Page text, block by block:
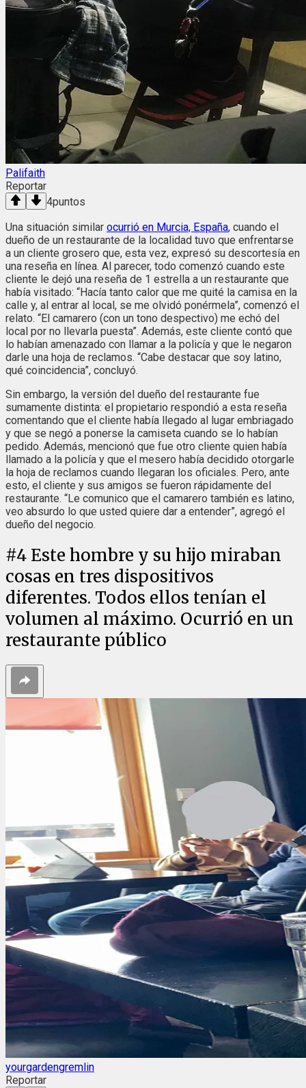
Palifaith
Reportar
4puntos
Una situación similar ocurrió en Murcia, España, cuando el
dueño de un restaurante de la localidad tuvo que enfrentarse
a un cliente grosero que, esta vez, expresó su descortesía en
una reseña en línea. Al parecer, todo comenzó cuando este
cliente le dejó una reseña de 1 estrella a un restaurante que
había visitado: “Hacía tanto calor que me quité la camisa en la
calle y, al entrar al local, se me olvidó ponérmela”, comenzó el
relato. “El camarero (con un tono despectivo) me echó del
local por no llevarla puesta”. Además, este cliente contó que
lo habían amenazado con llamar a la policía y que le negaron
darle una hoja de reclamos. “Cabe destacar que soy latino,
qué coincidencia”, concluyó.
Sin embargo, la versión del dueño del restaurante fue
sumamente distinta: el propietario respondió a esta reseña
comentando que el cliente había llegado al lugar embriagado
y que se negó a ponerse la camiseta cuando se lo habían
pedido. Además, mencionó que fue otro cliente quien había
llamado a la policía y que el mesero había decidido otorgarle
la hoja de reclamos cuando llegaran los oficiales. Pero, ante
esto, el cliente y sus amigos se fueron rápidamente del
restaurante. “Le comunico que el camarero también es latino,
veo absurdo lo que usted quiere dar a entender”, agregó el
dueño del negocio.
#4 Este hombre y su hijo miraban
cosas en tres dispositivos
diferentes. Todos ellos tenían el
volumen al máximo. Ocurrió en un
restaurante público
yourgardengremlin
Reportar